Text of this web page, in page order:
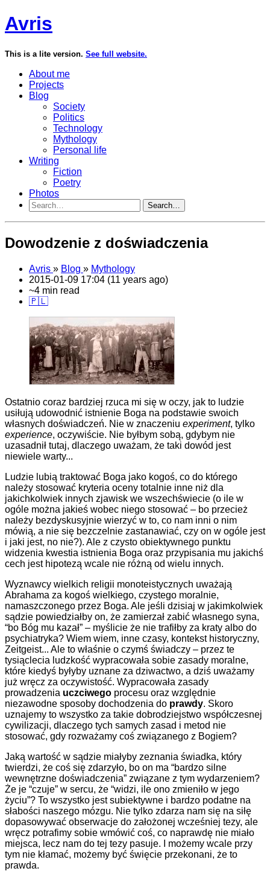
Avris
This is a lite version. See full website.
About me
Projects
Blog
Society
Politics
Technology
Mythology
Personal life
Writing
Fiction
Poetry
Photos
Search…
Dowodzenie z doświadczenia
Avris » Blog » Mythology
2015-01-09 17:04 (11 years ago)
~4 min read
🇵🇱
Ostatnio coraz bardziej rzuca mi się w oczy, jak to ludzie
usiłują udowodnić istnienie Boga na podstawie swoich
własnych doświadczeń. Nie w znaczeniu experiment, tylko
experience, oczywiście. Nie byłbym sobą, gdybym nie
uzasadnił tutaj, dlaczego uważam, że taki dowód jest
niewiele warty...
Ludzie lubią traktować Boga jako kogoś, co do którego
należy stosować kryteria oceny totalnie inne niż dla
jakichkolwiek innych zjawisk we wszechświecie (o ile w
ogóle można jakieś wobec niego stosować – bo przecież
należy bezdyskusyjnie wierzyć w to, co nam inni o nim
mówią, a nie się bezczelnie zastanawiać, czy on w ogóle jest
i jaki jest, no nie?). Ale z czysto obiektywnego punktu
widzenia kwestia istnienia Boga oraz przypisania mu jakichś
cech jest hipotezą wcale nie różną od wielu innych.
Wyznawcy wielkich religii monoteistycznych uważają
Abrahama za kogoś wielkiego, czystego moralnie,
namaszczonego przez Boga. Ale jeśli dzisiaj w jakimkolwiek
sądzie powiedziałby on, że zamierzał zabić własnego syna,
“bo Bóg mu kazał” – myślicie że nie trafiłby za kraty albo do
psychiatryka? Wiem wiem, inne czasy, kontekst historyczny,
Zeitgeist... Ale to właśnie o czymś świadczy – przez te
tysiąclecia ludzkość wypracowała sobie zasady moralne,
które kiedyś byłyby uznane za dziwactwo, a dziś uważamy
już wręcz za oczywistość. Wypracowała zasady
prowadzenia uczciwego procesu oraz względnie
niezawodne sposoby dochodzenia do prawdy. Skoro
uznajemy to wszystko za takie dobrodziejstwo współczesnej
cywilizacji, dlaczego tych samych zasad i metod nie
stosować, gdy rozważamy coś związanego z Bogiem?
Jaką wartość w sądzie miałyby zeznania świadka, który
twierdzi, że coś się zdarzyło, bo on ma “bardzo silne
wewnętrzne doświadczenia” związane z tym wydarzeniem?
Że je “czuje” w sercu, że “widzi, ile ono zmieniło w jego
życiu”? To wszystko jest subiektywne i bardzo podatne na
słabości naszego mózgu. Nie tylko zdarza nam się na siłę
dopasowywać obserwacje do założonej wcześniej tezy, ale
wręcz potrafimy sobie wmówić coś, co naprawdę nie miało
miejsca, lecz nam do tej tezy pasuje. I możemy wcale przy
tym nie kłamać, możemy być święcie przekonani, że to
prawda.